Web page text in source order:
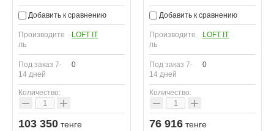
Добавить к сравнению
Производите
ль
LOFT IT
Под заказ 7-
14 дней
0
Количество:
− +
103 350 тенге
Добавить к сравнению
Производите
ль
LOFT IT
Под заказ 7-
14 дней
0
Количество:
− +
76 916 тенге